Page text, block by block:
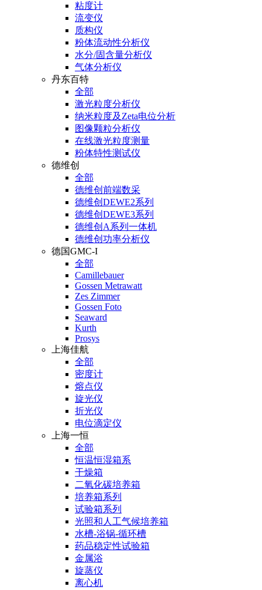
粘度计
流变仪
质构仪
粉体流动性分析仪
水分/固含量分析仪
气体分析仪
丹东百特
全部
激光粒度分析仪
纳米粒度及Zeta电位分析
图像颗粒分析仪
在线激光粒度测量
粉体特性测试仪
德维创
全部
德维创前端数采
德维创DEWE2系列
德维创DEWE3系列
德维创A系列一体机
德维创功率分析仪
德国GMC-I
全部
Camillebauer
Gossen Metrawatt
Zes Zimmer
Gossen Foto
Seaward
Kurth
Prosys
上海佳航
全部
密度计
熔点仪
旋光仪
折光仪
电位滴定仪
上海一恒
全部
恒温恒湿箱系
干燥箱
二氧化碳培养箱
培养箱系列
试验箱系列
光照和人工气候培养箱
水槽-浴锅-循环槽
药品稳定性试验箱
金属浴
旋蒸仪
离心机